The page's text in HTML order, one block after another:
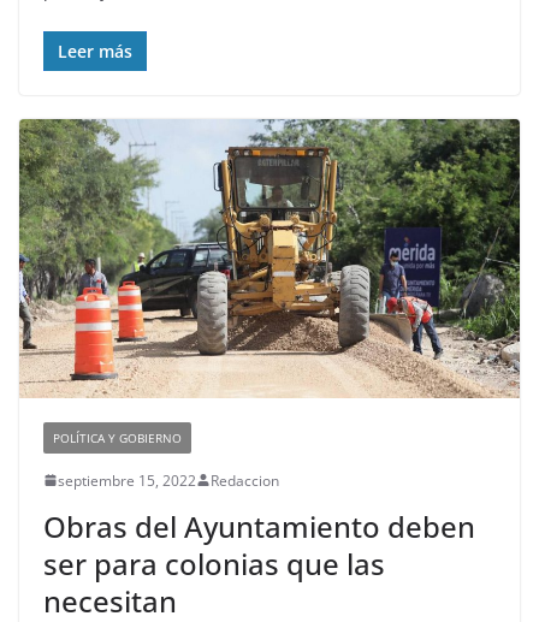
Leer más
POLÍTICA Y GOBIERNO
septiembre 15, 2022 Redaccion
Obras del Ayuntamiento deben
ser para colonias que las
necesitan